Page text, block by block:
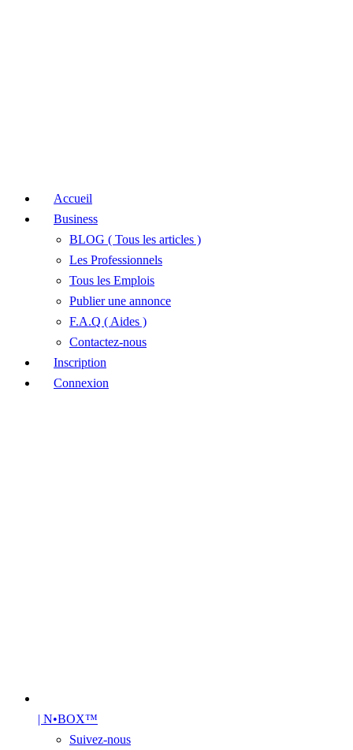
Accueil
Business
BLOG ( Tous les articles )
Les Professionnels
Tous les Emplois
Publier une annonce
F.A.Q ( Aides )
Contactez-nous
Inscription
Connexion
| N•BOX™
Suivez-nous